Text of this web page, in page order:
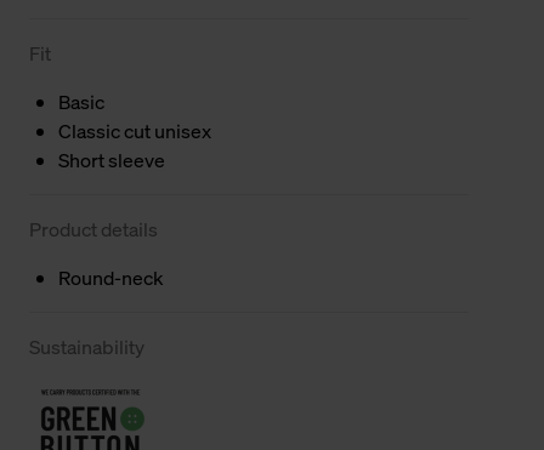
Fit
Basic
Classic cut unisex
Short sleeve
Product details
Round-neck
Sustainability